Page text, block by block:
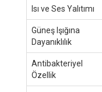
Isı ve Ses Yalıtımı
Güneş Işığına
Dayanıklılık
Antibakteriyel
Özellik